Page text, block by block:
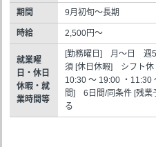
期間 9月初旬～長期
時給 2,500円～
就業曜
日・休日
休暇・就
業時間等
[勤務曜日] 月～日 週5
須 [休日休暇] シフト
10:30 ～ 19:00 ・11:30
間] 6日間/同条件 [残業
る